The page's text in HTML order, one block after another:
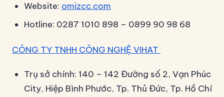
Website: omizcc.com
Hotline: 0287 1010 898 – 0899 90 98 68
CÔNG TY TNHH CÔNG NGHỆ VIHAT
Trụ sở chính: 140 – 142 Đường số 2, Vạn Phúc
City, Hiệp Bình Phước, Tp. Thủ Đức, Tp. Hồ Chí